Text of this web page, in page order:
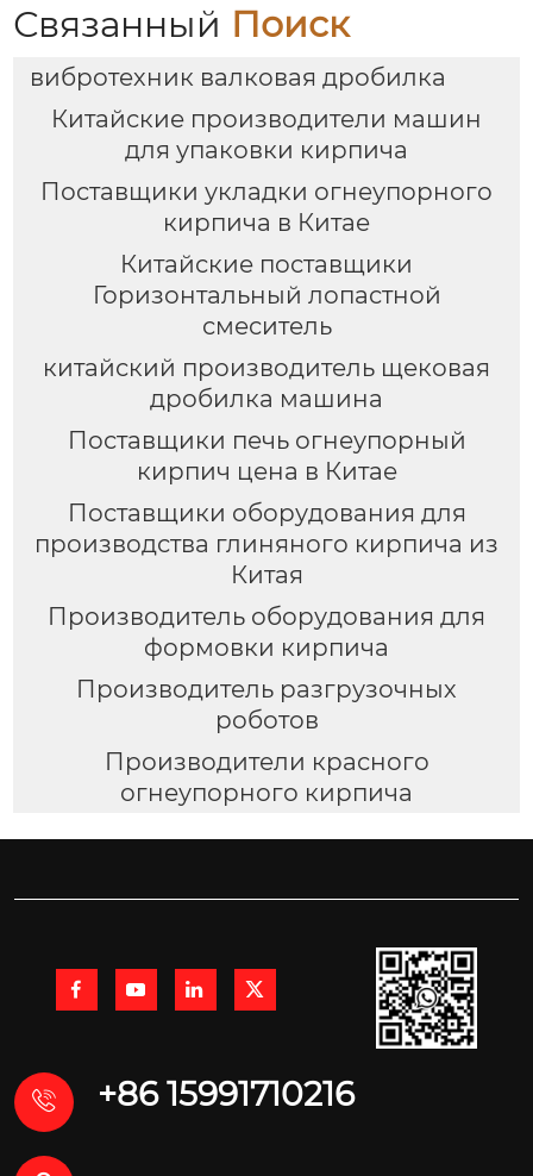
Связанный Поиск
вибротехник валковая дробилка
Китайские производители машин
для упаковки кирпича
Поставщики укладки огнеупорного
кирпича в Китае
Китайские поставщики
Горизонтальный лопастной
смеситель
китайский производитель щековая
дробилка машина
Поставщики печь огнеупорный
кирпич цена в Китае
Поставщики оборудования для
производства глиняного кирпича из
Китая
Производитель оборудования для
формовки кирпича
Производитель разгрузочных
роботов
Производители красного
огнеупорного кирпича
   
 +86 15991710216